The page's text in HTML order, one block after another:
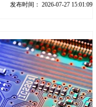
发布时间： 2026-07-27 15:01:09